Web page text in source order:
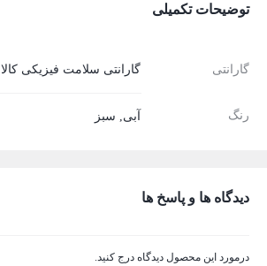
توضیحات تکمیلی
گارانتی گارانتی سلامت فیزیکی کالا
رنگ آبی سبز
دیدگاه ها و پاسخ ها
درمورد این محصول دیدگاه درج کنید.